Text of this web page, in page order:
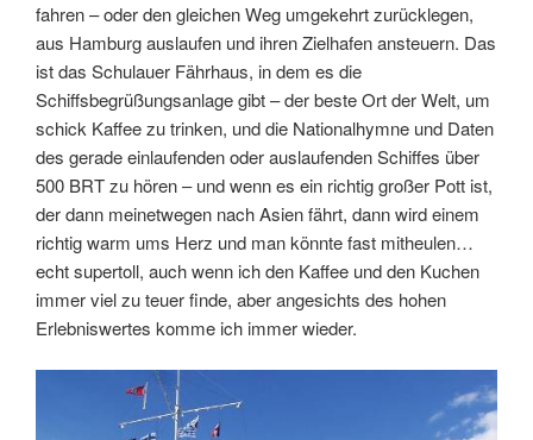
fahren – oder den gleichen Weg umgekehrt zurücklegen,
aus Hamburg auslaufen und ihren Zielhafen ansteuern. Das
ist das Schulauer Fährhaus, in dem es die
Schiffsbegrüßungsanlage gibt – der beste Ort der Welt, um
schick Kaffee zu trinken, und die Nationalhymne und Daten
des gerade einlaufenden oder auslaufenden Schiffes über
500 BRT zu hören – und wenn es ein richtig großer Pott ist,
der dann meinetwegen nach Asien fährt, dann wird einem
richtig warm ums Herz und man könnte fast mitheulen…
echt supertoll, auch wenn ich den Kaffee und den Kuchen
immer viel zu teuer finde, aber angesichts des hohen
Erlebniswertes komme ich immer wieder.